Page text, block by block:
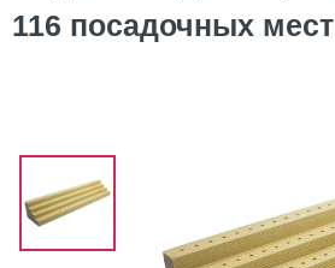
116 посадочных мест